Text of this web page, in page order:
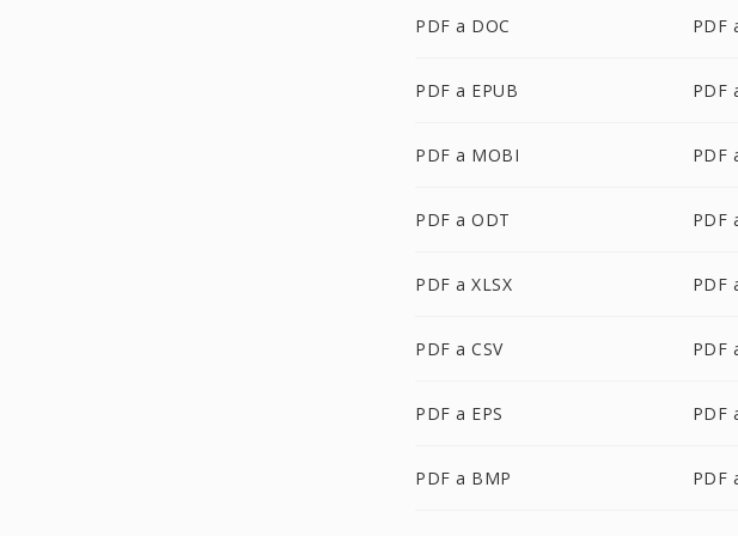
PDF a DOC PDF
PDF a EPUB PDF
PDF a MOBI PDF
PDF a ODT PDF
PDF a XLSX PDF
PDF a CSV PDF
PDF a EPS PDF
PDF a BMP PDF